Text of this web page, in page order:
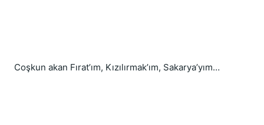
Coşkun akan Fırat’ım, Kızılırmak’ım, Sakarya’yım…